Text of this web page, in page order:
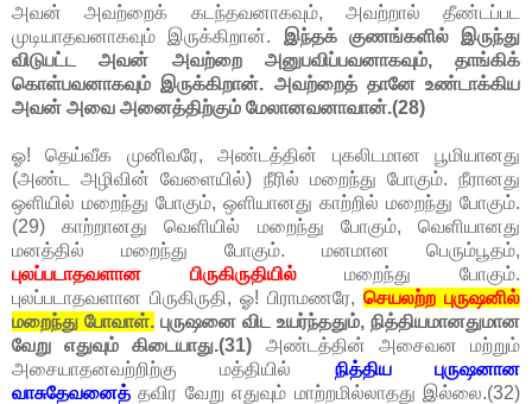
அவன் அவற்றைக் கடந்தவனாகவும், அவற்றால் தீண்டப்பட
முடியாதவனாகவும் இருக்கிறான். இந்தக் குணங்களில் இருந்து
விடுபட்ட அவன் அவற்றை அனுபவிப்பவனாகவும், தாங்கிக்
கொள்பவனாகவும் இருக்கிறான். அவற்றைத் தானே உண்டாக்கிய
அவன் அவை அனைத்திற்கும் மேலானவனாவான்.(28)
ஓ! தெய்வீக முனிவரே, அண்டத்தின் புகலிடமான பூமியானது
(அண்ட அழிவின் வேளையில்) நீரில் மறைந்து போகும். நீரானது
ஒளியில் மறைந்து போகும், ஒளியானது காற்றில் மறைந்து போகும்.
(29) காற்றானது வெளியில் மறைந்து போகும், வெளியானது
மனத்தில் மறைந்து போகும். மனமான பெரும்பூதம்,
புலப்படாதவளான பிருகிருதியில்மறைந்து போகும்.
புலப்படாதவளான பிருகிருதி, ஓ! பிராமணரே, செயலற்ற புருஷனில்
மறைந்து போவாள். புருஷனை விட உயர்ந்ததும், நித்தியமானதுமான
வேறு எதுவும் கிடையாது.(31) அண்டத்தின் அசைவன மற்றும்
அசையாதனவற்றிற்கு மத்தியில் நித்திய புருஷனான
வாசுதேவனைத்தவிர வேறு எதுவும் மாற்றமில்லாதது இல்லை.(32)